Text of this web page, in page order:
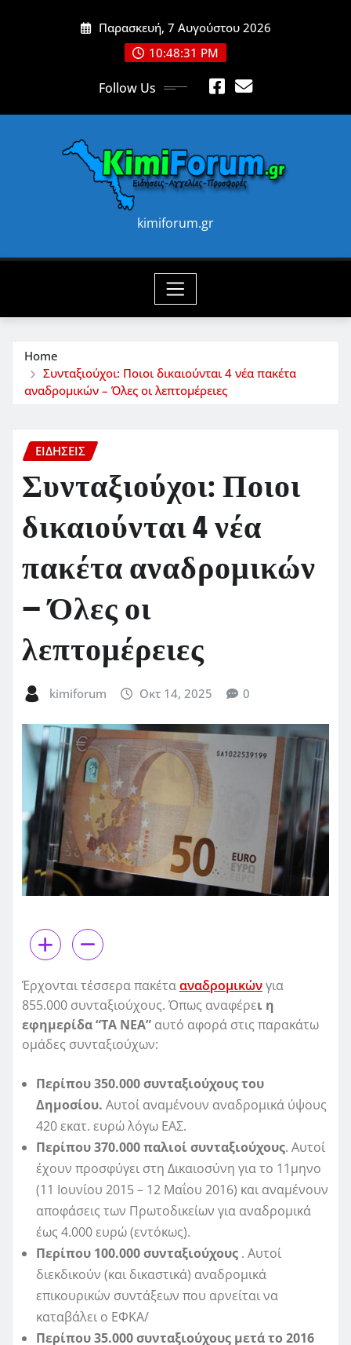
Παρασκευή, 7 Αυγούστου 2026
10:48:33 PM
Follow Us
kimiforum.gr
Home
Συνταξιούχοι: Ποιοι δικαιούνται 4 νέα πακέτα
αναδρομικών – Όλες οι λεπτομέρειες
ΕΙΔΗΣΕΙΣ
Συνταξιούχοι: Ποιοι
δικαιούνται 4 νέα
πακέτα αναδρομικών
– Όλες οι
λεπτομέρειες
kimiforum Οκτ 14, 2025 0
Έρχονται τέσσερα πακέτααναδρομικώνγια
855.000 συνταξιούχους. Όπως αναφέρει η
εφημερίδα “ΤΑ ΝΕΑ” αυτό αφορά στις παρακάτω
ομάδες συνταξιούχων:
Περίπου 350.000 συνταξιούχους του
Δημοσίου. Αυτοί αναμένουν αναδρομικά ύψους
420 εκατ. ευρώ λόγω ΕΑΣ.
Περίπου 370.000 παλιοί συνταξιούχους. Αυτοί
έχουν προσφύγει στη Δικαιοσύνη για το 11μηνο
(11 Ιουνίου 2015 – 12 Μαΐου 2016) και αναμένουν
αποφάσεις των Πρωτοδικείων για αναδρομικά
έως 4.000 ευρώ (εντόκως).
Περίπου 100.000 συνταξιούχους . Αυτοί
διεκδικούν (και δικαστικά) αναδρομικά
επικουρικών συντάξεων που αρνείται να
καταβάλει ο ΕΦΚΑ/
Περίπου 35.000 συνταξιούχους μετά το 2016